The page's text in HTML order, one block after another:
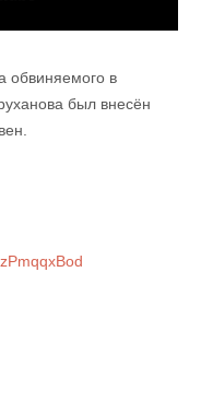
обвиняемого в
был внесён